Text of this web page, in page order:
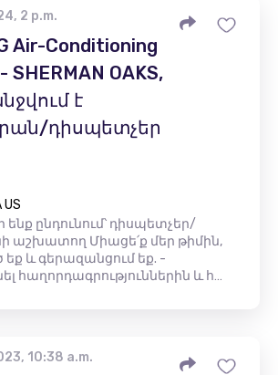
2 p.m.
Air-Conditioning
SHERMAN OAKS,
է
դիսպետչեր
US
ընդունում՝ դիսպետչեր/
աշխատող Միացե՛ք մեր թիմին,
եք և գերազանցում եք. -
հաղորդագրություններին և հ…
10:38 a.m.